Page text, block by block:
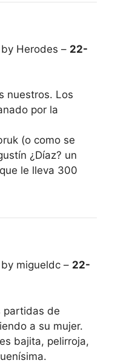
Herodes – 22-
nuestros. Los
por la
(o como se
¿Díaz? un
le lleva 300
migueldc – 22-
partidas de
a su mujer.
bajita, pelirroja,